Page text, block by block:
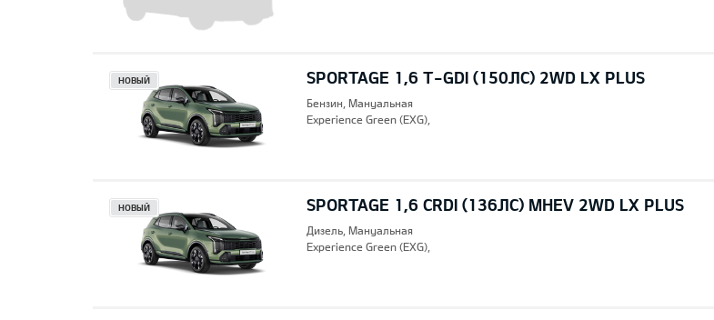
SPORTAGE 1,6 T-GDI (150ЛС) 2WD LX PLUS
НОВЫЙ
Бензин, Mануальная
Experience Green (EXG),
SPORTAGE 1,6 CRDI (136ЛС) MHEV 2WD LX PLUS
НОВЫЙ
Дизель, Mануальная
Experience Green (EXG),